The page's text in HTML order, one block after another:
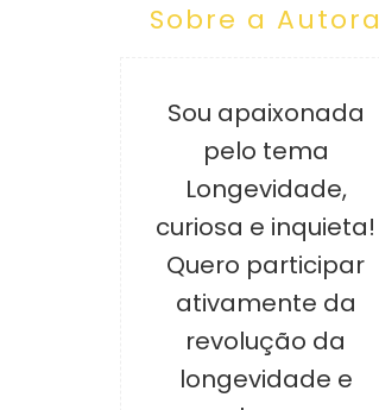
Sobre a Autora
Sou apaixonada
pelo tema
Longevidade,
curiosa e inquieta!
Quero participar
ativamente da
revolução da
longevidade e